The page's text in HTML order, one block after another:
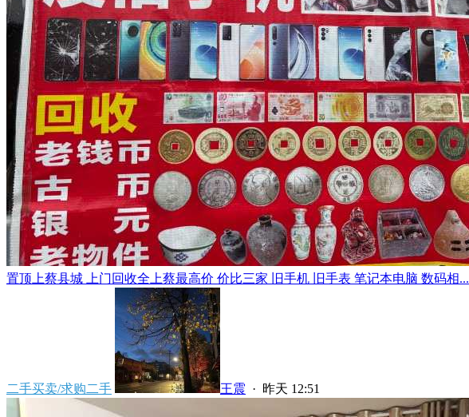
置顶 上蔡县城 上门回收全上蔡最高价 价比三家 旧手机 旧手表 笔记本电脑 数码相...
二手买卖/求购二手 王震 · 昨天 12:51